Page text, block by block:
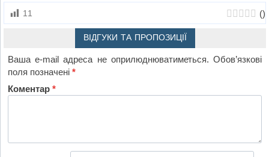
11 ()
ВІДГУКИ ТА ПРОПОЗИЦІЇ
Ваша e-mail адреса не оприлюднюватиметься. Обов’язкові
поля позначені*
Коментар*